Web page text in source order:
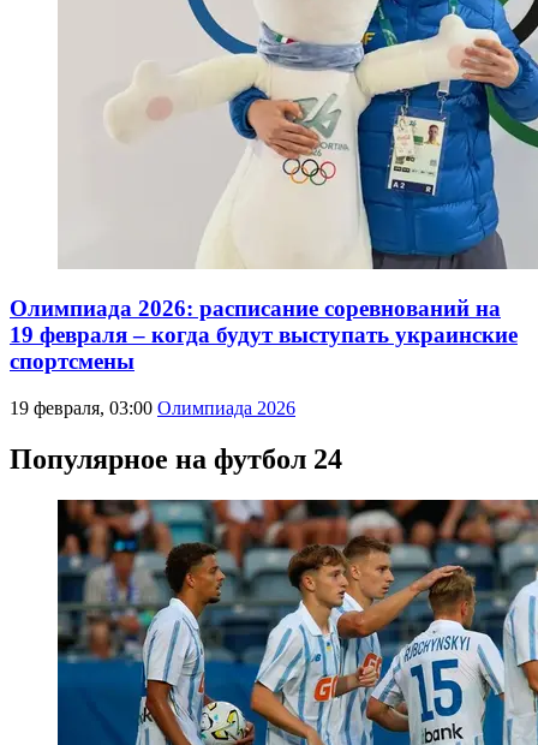
Олимпиада 2026: расписание соревнований на
19 февраля – когда будут выступать украинские
спортсмены
19 февраля, 03:00 Олимпиада 2026
Популярное на футбол 24